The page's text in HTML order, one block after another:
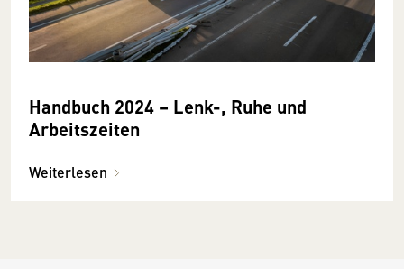
Handbuch 2024 – Lenk-, Ruhe und
Arbeitszeiten
Weiterlesen